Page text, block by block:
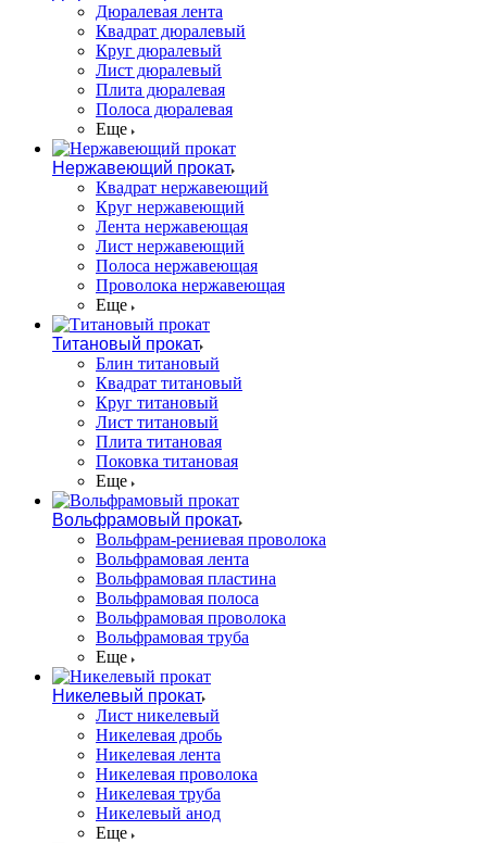
Дюралевая лента
Квадрат дюралевый
Круг дюралевый
Лист дюралевый
Плита дюралевая
Полоса дюралевая
Еще
Нержавеющий прокат
Квадрат нержавеющий
Круг нержавеющий
Лента нержавеющая
Лист нержавеющий
Полоса нержавеющая
Проволока нержавеющая
Еще
Титановый прокат
Блин титановый
Квадрат титановый
Круг титановый
Лист титановый
Плита титановая
Поковка титановая
Еще
Вольфрамовый прокат
Вольфрам-рениевая проволока
Вольфрамовая лента
Вольфрамовая пластина
Вольфрамовая полоса
Вольфрамовая проволока
Вольфрамовая труба
Еще
Никелевый прокат
Лист никелевый
Никелевая дробь
Никелевая лента
Никелевая проволока
Никелевая труба
Никелевый анод
Еще